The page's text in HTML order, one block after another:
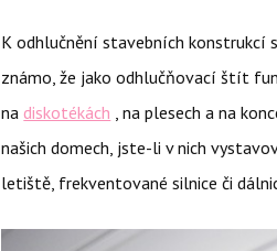
K odhlučnění stavebních konstrukcí
známo, že jako odhlučňovací štít
nadiskotékách , na plesech a na
našich domech, jste-li v nich
letiště, frekventované silnice či